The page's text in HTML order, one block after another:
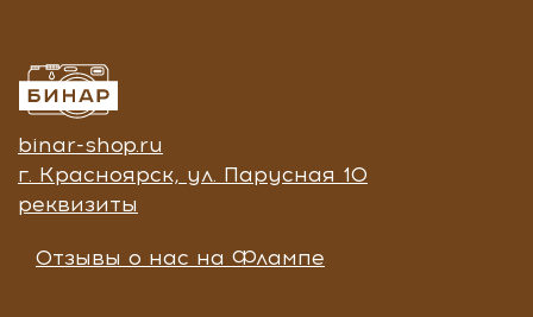
binar-shop.ru
г. Красноярск, ул. Парусная 10
реквизиты
Отзывы о нас на Флампе